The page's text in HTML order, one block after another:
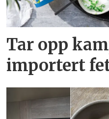
Tar opp
importert